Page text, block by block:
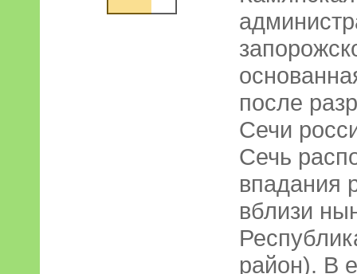
после
Сечи
Сечь
впадания
вблизи
район). В